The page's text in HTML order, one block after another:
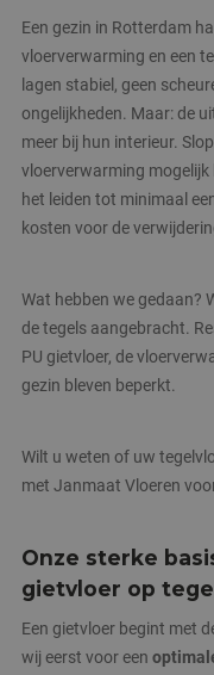
Een gezin in Rotterdam
vloerverwarming en een
lagen stabiel, geen
ongelijkheden. Maar: de
meer bij hun interieur.
vloerverwarming
het leiden tot minimaal
kosten voor de
Wat hebben we gedaan?
de tegels aangebracht.
PU gietvloer, de
gezin bleven beperkt.
Wilt u weten of uw
met Janmaat Vloeren
Onze sterke
gietvloer op
Een gietvloer begint met
wij eerst voor een